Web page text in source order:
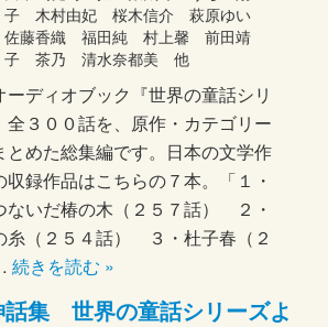
子 木村由妃 桜木信介 萩原ゆい
佐藤香織 福田純 村上馨 前田靖
子 茶乃 清水奈都美 他
ーディオブック『世界の童話シリ
全３００話を、原作・カテゴリー
とめた総集編です。日本の文学作
収録作品はこちらの７本。「１・
ないだ椿の木（２５７話） ２・
糸（２５４話） ３・杜子春（２
続きを読む »
話集 世界の童話シリーズよ